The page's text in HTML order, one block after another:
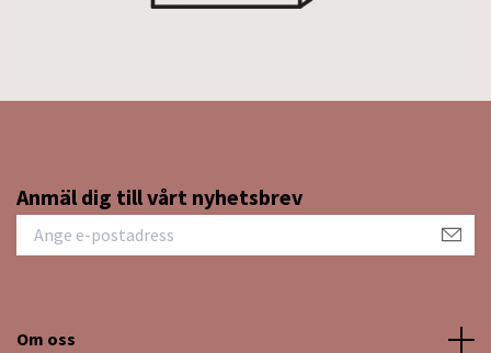
Anmäl dig till vårt nyhetsbrev
Om oss